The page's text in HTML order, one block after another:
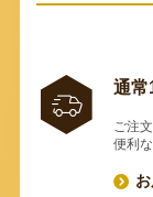
通常
ご注
便利